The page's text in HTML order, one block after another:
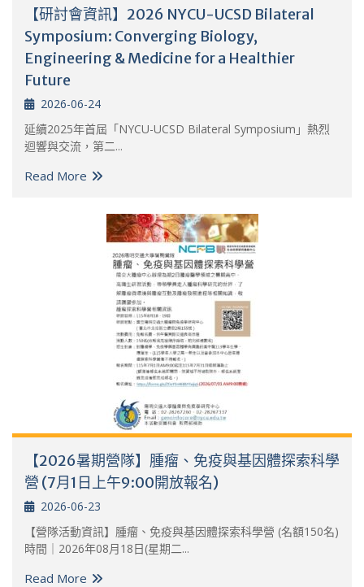
【研討會資訊】2026 NYCU-UCSD Bilateral
Symposium: Converging Biology,
Engineering & Medicine for a Healthier
Future
2026-06-24
延續2025年首屆「NYCU-UCSD Bilateral Symposium」熱烈
迴響與交流，第二...
Read More
【2026暑期營隊】腫瘤、免疫與基因體探索科學
營 (7月1日上午9:00開放報名)
2026-06-23
【營隊活動資訊】腫瘤、免疫與基因體探索科學營 (名額150名)
時間｜2026年08月18日(星期二...
Read More